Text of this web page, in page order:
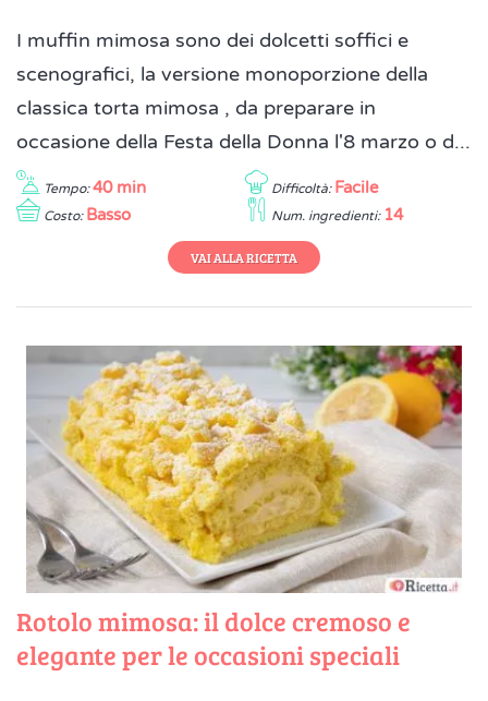
I muffin mimosa sono dei dolcetti soffici e
scenografici, la versione monoporzione della
classica torta mimosa , da preparare in
occasione della Festa della Donna l'8 marzo o d...
Tempo: 40 min Difficoltà: Facile
Costo: Basso Num. ingredienti: 14
VAI ALLA RICETTA
Rotolo mimosa: il dolce cremoso e
elegante per le occasioni speciali